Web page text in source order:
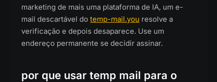
marketing de mais uma plataforma de IA, um e-
mail descartável do temp-mail.you resolve a
verificação e depois desaparece. Use um
endereço permanente se decidir assinar.
por que usar temp mail para o